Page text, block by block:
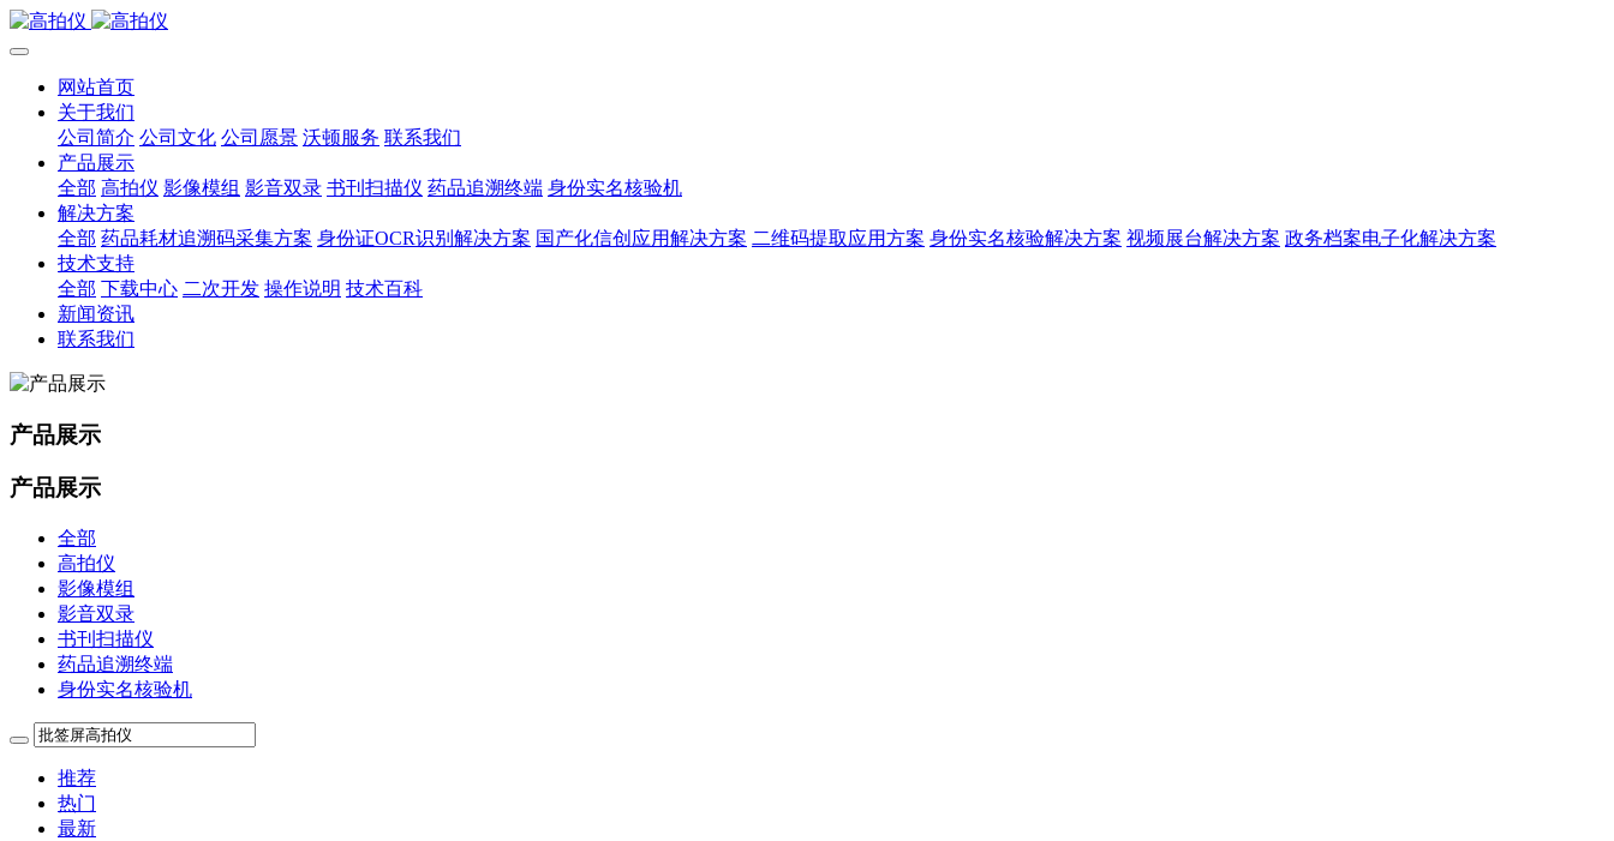
网站首页
关于我们
公司简介 公司文化 公司愿景 沃顿服务 联系我们
产品展示
全部 高拍仪 影像模组 影音双录 书刊扫描仪 药品追溯终端 身份实名核验机
解决方案
全部 药品耗材追溯码采集方案 身份证OCR识别解决方案 国产化信创应用解决方案 二维码提取应用方案 身份实名核验解决方案 视频展台解决方案 政务档案电子化解决方案
技术支持
全部 下载中心 二次开发 操作说明 技术百科
新闻资讯
联系我们
产品展示
产品展示
全部
高拍仪
影像模组
影音双录
书刊扫描仪
药品追溯终端
身份实名核验机
推荐
热门
最新